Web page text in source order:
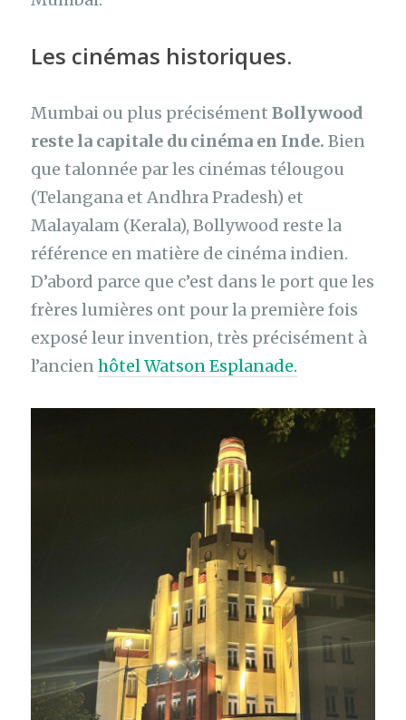
Les cinémas historiques.
Mumbai ou plus précisémentBollywood
reste la capitale du cinéma en Inde. Bien
que talonnée par les cinémas télougou
(Telangana et Andhra Pradesh) et
Malayalam (Kerala), Bollywood reste la
référence en matière de cinéma indien.
D’abord parce que c’est dans le port que les
frères lumières ont pour la première fois
exposé leur invention, très précisément à
l’ancienhôtel Watson Esplanade.